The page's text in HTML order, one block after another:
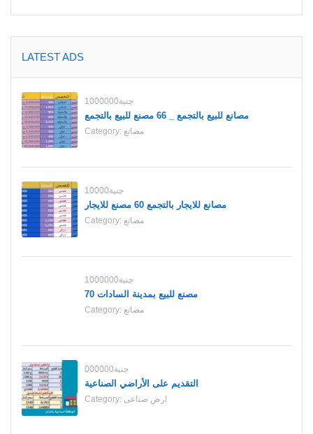
LATEST ADS
1000000جنية
مصانع للبيع بالتجمع _ 66 مصنع للبيع بالتجمع
Category: مصانع
10000جنية
مصانع للايجار بالتجمع 60 مصنع للايجار
Category: مصانع
1000000جنية
70 مصنع للبيع بمدينة السادات
Category: مصانع
000000جنية
التقديم على الأراضي الصناعية
Category: ارض صناعى